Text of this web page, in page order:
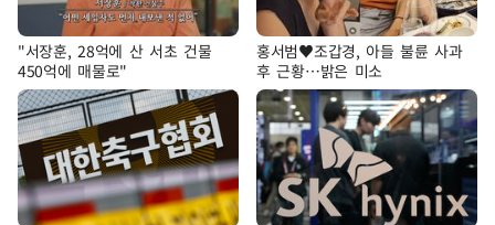
"서장훈, 28억에 산 서초 건물
450억에 매물로"
홍서범♥조갑경, 아들 불륜 사과
후 근황…밝은 미소